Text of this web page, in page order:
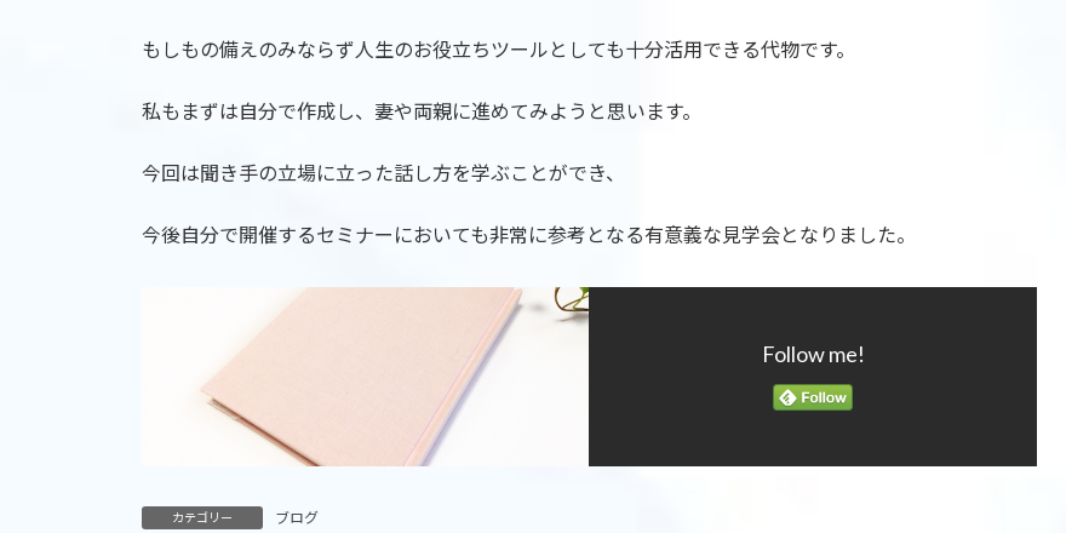
もしもの備えのみならず人生のお役立ちツールとしても十分活用できる代物です。
私もまずは自分で作成し、妻や両親に進めてみようと思います。
今回は聞き手の立場に立った話し方を学ぶことができ、
今後自分で開催するセミナーにおいても非常に参考となる有意義な見学会となりました。
Follow me!
カテゴリー ブログ